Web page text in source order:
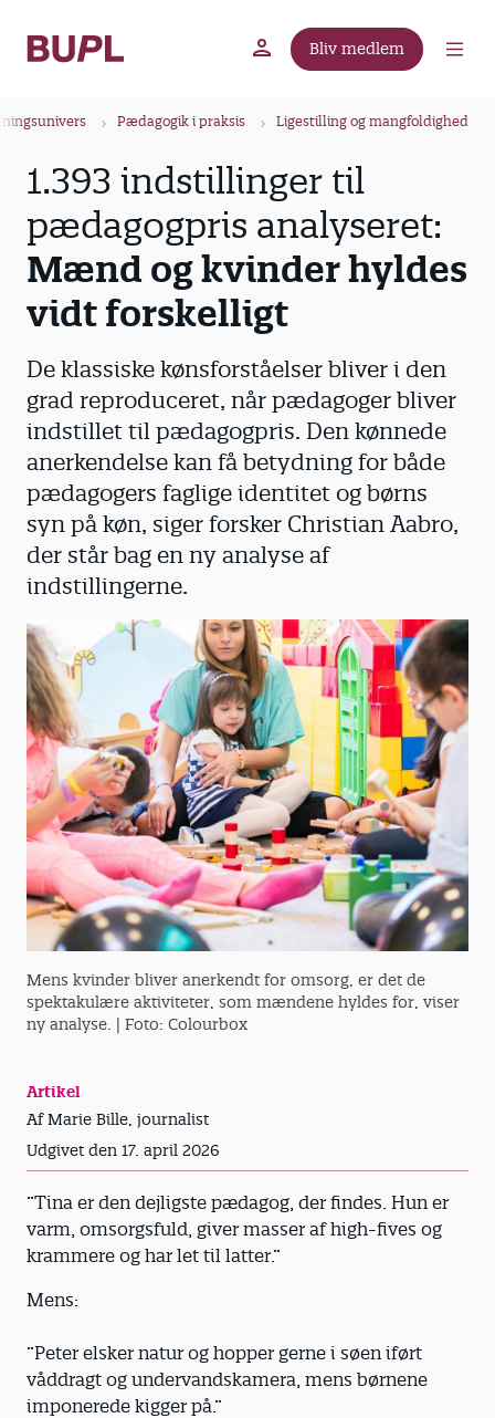
l
Bliv medlem
B
Pædagogik i praksis Ligestilling og mangfoldighed
1.393 indstillinger til
pædagogpris analyseret:
Mænd og kvinder hyldes
vidt forskelligt
De klassiske kønsforståelser bliver i den
grad reproduceret, når pædagoger bliver
indstillet til pædagogpris. Den kønnede
anerkendelse kan få betydning for både
pædagogers faglige identitet og børns
syn på køn, siger forsker Christian Aabro,
der står bag en ny analyse af
indstillingerne.
Mens kvinder bliver anerkendt for omsorg, er det de
spektakulære aktiviteter, som mændene hyldes for, viser
ny analyse. | Foto: Colourbox
Artikel
Af Marie Bille, journalist
Udgivet den 17. april 2026
”Tina er den dejligste pædagog, der findes. Hun er
varm, omsorgsfuld, giver masser af high-fives og
krammere og har let til latter.”
Mens:
”Peter elsker natur og hopper gerne i søen iført
våddragt og undervandskamera, mens børnene
imponerede kigger på.”